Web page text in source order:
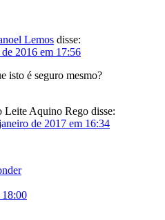
Lemos disse:
de 2016 em 17:56
isto é seguro mesmo?
Leite Aquino Rego disse:
de 2017 em 16:34
18:00